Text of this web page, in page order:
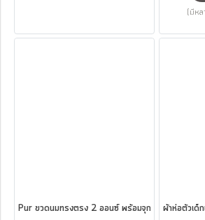
(มีห
Pur ขวดนมทรงตรง 2 ออนซ์ พร้อมจุกนมคลาสสิคขนา
ผ้าห่อตัวเ